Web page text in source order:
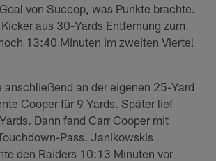
von Succop, was Punkte brachte.
aus 30-Yards Entfernung zum
13:40 Minuten im zweiten Viertel
anschließend an der eigenen 25-Yard
Cooper für 9 Yards. Später lief
Dann fand Carr Cooper mit
Pass. Janikowskis
den Raiders 10:13 Minuten vor